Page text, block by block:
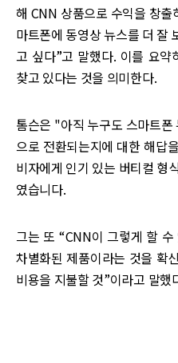
해 CNN 상품으로 수익을 창
마트폰에 동영상 뉴스를 더 잘
고 싶다”고 말했다. 이를 요
찾고 있다는 것을 의미한다.
톰슨은 "아직 누구도 스마트
으로 전환되는지에 대한 해답
비자에게 인기 있는 버티컬 형
였습니다.
그는 또 “CNN이 그렇게 할
차별화된 제품이라는 것을 확
비용을 지불할 것”이라고 말했